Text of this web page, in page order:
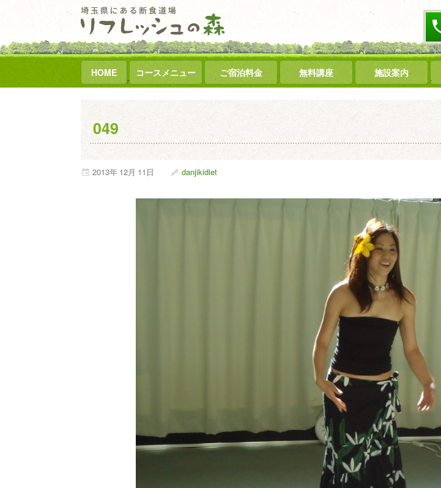
HOME コースメニュー ご宿泊料金 無料講座 施設案内
049
2013年 12月 11日 danjikidiet